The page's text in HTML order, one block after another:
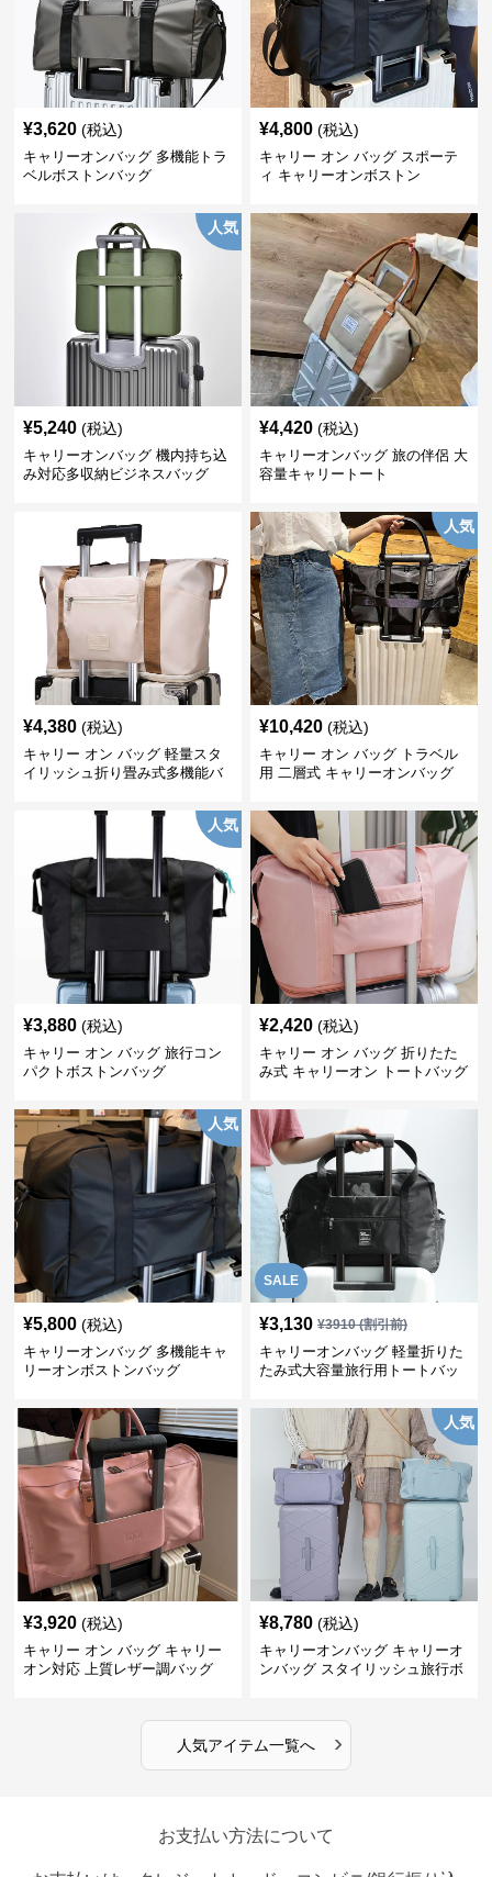
¥3,620 (税込)
キャリーオンバッグ 多機能トラ
ベルボストンバッグ
¥4,800 (税込)
キャリー オン バッグ スポーテ
ィ キャリーオンボストン
人気
¥5,240 (税込)
キャリーオンバッグ 機内持ち込
み対応多収納ビジネスバッグ
¥4,420 (税込)
キャリーオンバッグ 旅の伴侶 大
容量キャリートート
¥4,380 (税込)
キャリー オン バッグ 軽量スタ
イリッシュ折り畳み式多機能バ
人気
¥10,420 (税込)
キャリー オン バッグ トラベル
用 二層式 キャリーオンバッグ
人気
¥3,880 (税込)
キャリー オン バッグ 旅行コン
パクトボストンバッグ
¥2,420 (税込)
キャリー オン バッグ 折りたた
み式 キャリーオン トートバッグ
人気
¥5,800 (税込)
キャリーオンバッグ 多機能キャ
リーオンボストンバッグ
SALE
¥3,130 ¥3910(割引前)
キャリーオンバッグ 軽量折りた
たみ式大容量旅行用トートバッ
¥3,920 (税込)
キャリー オン バッグ キャリー
オン対応 上質レザー調バッグ
人気
¥8,780 (税込)
キャリーオンバッグ キャリーオ
ンバッグ スタイリッシュ旅行ボ
人気アイテム一覧へ ›
お支払い方法について